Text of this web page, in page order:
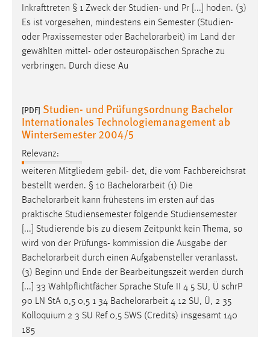
Inkrafttreten § 1 Zweck der Studien- und Pr [...] hoden. (3)
Es ist vorgesehen, mindestens ein Semester (Studien-
oder Praxissemester oder Bachelorarbeit) im Land der
gewählten mittel- oder osteuropäischen Sprache zu
verbringen. Durch diese Au
[PDF] Studien- und Prüfungsordnung Bachelor
Internationales Technologiemanagement ab
Wintersemester 2004/5
Relevanz:
weiteren Mitgliedern gebil- det, die vom Fachbereichsrat
bestellt werden. § 10 Bachelorarbeit (1) Die
Bachelorarbeit kann frühestens im ersten auf das
praktische Studiensemester folgende Studiensemester
[...] Studierende bis zu diesem Zeitpunkt kein Thema, so
wird von der Prüfungs- kommission die Ausgabe der
Bachelorarbeit durch einen Aufgabensteller veranlasst.
(3) Beginn und Ende der Bearbeitungszeit werden durch
[...] 33 Wahlpflichtfächer Sprache Stufe II 4 5 SU, Ü schrP
90 LN StA 0,5 0,5 1 34 Bachelorarbeit 4 12 SU, Ü, 2 35
Kolloquium 2 3 SU Ref 0,5 SWS (Credits) insgesamt 140
185